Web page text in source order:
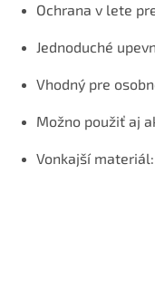
Ochrana v lete
Jednoduché
Vhodný pre
Možno použiť aj
Vonkajší